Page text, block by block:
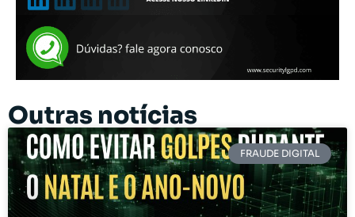
Outras notícias
FRAUDE DIGITAL